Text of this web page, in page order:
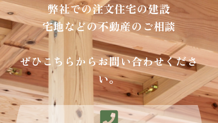
弊社での注文住宅の建設
宅地などの不動産のご相談
ぜひこちらからお問い合わせくださ
い。